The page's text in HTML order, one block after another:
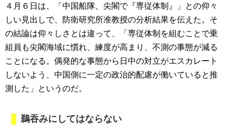
４月６日は、「中国船隊、尖閣で『専従体制』」との仰々
しい見出しで、防衛研究所准教授の分析結果を伝えた。そ
の結論は仰々しさとは違って、「専従体制を組むことで乗
組員も尖閣海域に慣れ、練度が高まり、不測の事態が減る
ことになる。偶発的な事態から日中の対立がエスカレート
しないよう、中国側に一定の政治的配慮が働いていると推
測した」というのだ。
鵜吞みにしてはならない